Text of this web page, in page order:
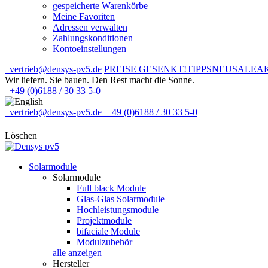
gespeicherte Warenkörbe
Meine Favoriten
Adressen verwalten
Zahlungskonditionen
Kontoeinstellungen
vertrieb@densys-pv5.de PREISE GESENKT!TIPPSNEUSALE
Wir liefern. Sie bauen. Den Rest macht die Sonne.
+49 (0)6188 / 30 33 5-0
vertrieb@densys-pv5.de +49 (0)6188 / 30 33 5-0
Löschen
Solarmodule
Solarmodule
Full black Module
Glas-Glas Solarmodule
Hochleistungsmodule
Projektmodule
bifaciale Module
Modulzubehör
alle anzeigen
Hersteller